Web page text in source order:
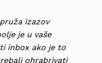
izazov
je u vaše
inbox ako je to
ohrabrivati